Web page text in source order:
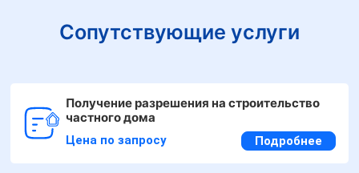
Сопутствующие услуги
Получение разрешения на строительство
частного дома
Цена по запросу Подробнее